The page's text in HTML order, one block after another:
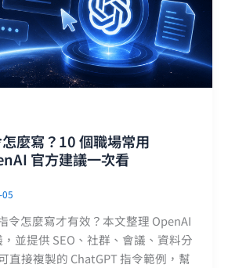
麼寫？10 個職場常用
官方建議一次看
令怎麼寫才有效？本文整理 OpenAI
並提供 SEO、社群、會議、資料分
直接複製的 ChatGPT 指令範例，幫